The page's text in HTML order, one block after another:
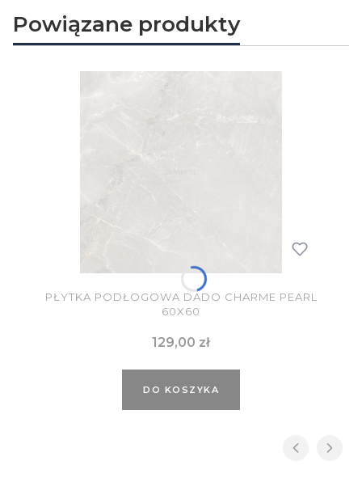
Powiązane produkty
PŁYTKA PODŁOGOWA DADO CHARME PEARL
60X60
Cena
129,00 zł
DO KOSZYKA